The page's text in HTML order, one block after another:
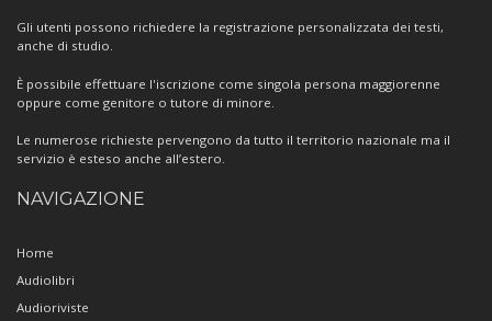
Gli utenti possono richiedere la registrazione personalizzata dei testi,
anche di studio.
È possibile effettuare l'iscrizione come singola persona maggiorenne
oppure come genitore o tutore di minore.
Le numerose richieste pervengono da tutto il territorio nazionale ma il
servizio è esteso anche all’estero.
NAVIGAZIONE
Home
Audiolibri
Audioriviste